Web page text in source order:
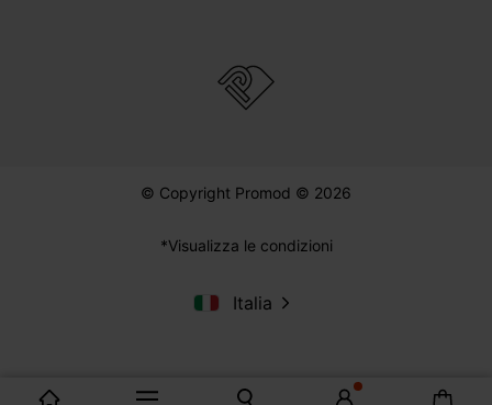
© Copyright Promod © 2026
*Visualizza le condizioni
Italia